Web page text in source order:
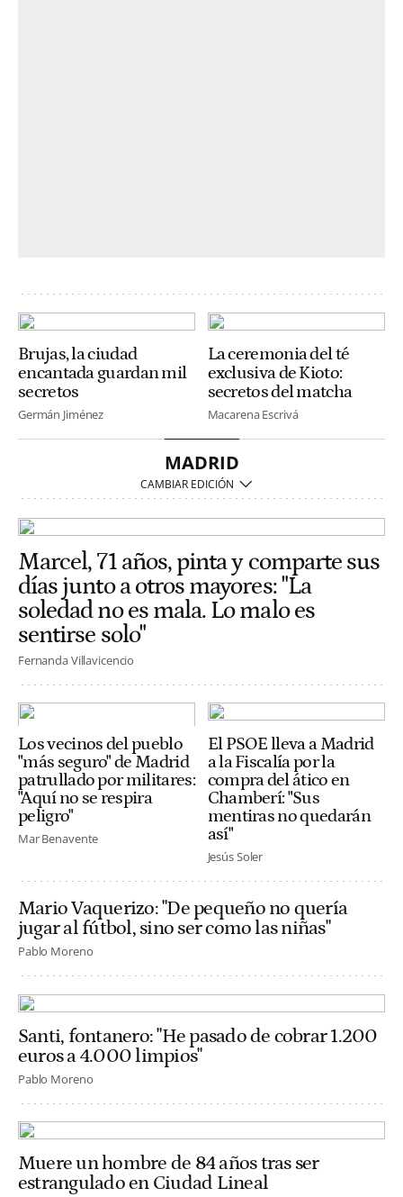
Brujas, la ciudad
encantada guardan mil
secretos
Germán Jiménez
La ceremonia del té
exclusiva de Kioto:
secretos del matcha
Macarena Escrivá
MADRID
Marcel, 71 años, pinta y comparte sus
días junto a otros mayores: "La
soledad no es mala. Lo malo es
sentirse solo"
Fernanda Villavicencio
Los vecinos del pueblo
"más seguro" de Madrid
patrullado por militares:
"Aquí no se respira
peligro"
Mar Benavente
El PSOE lleva a Madrid
a la Fiscalía por la
compra del ático en
Chamberí: "Sus
mentiras no quedarán
así"
Jesús Soler
Mario Vaquerizo: "De pequeño no quería
jugar al fútbol, sino ser como las niñas"
Pablo Moreno
Santi, fontanero: "He pasado de cobrar 1.200
euros a 4.000 limpios"
Pablo Moreno
Muere un hombre de 84 años tras ser
estrangulado en Ciudad Lineal